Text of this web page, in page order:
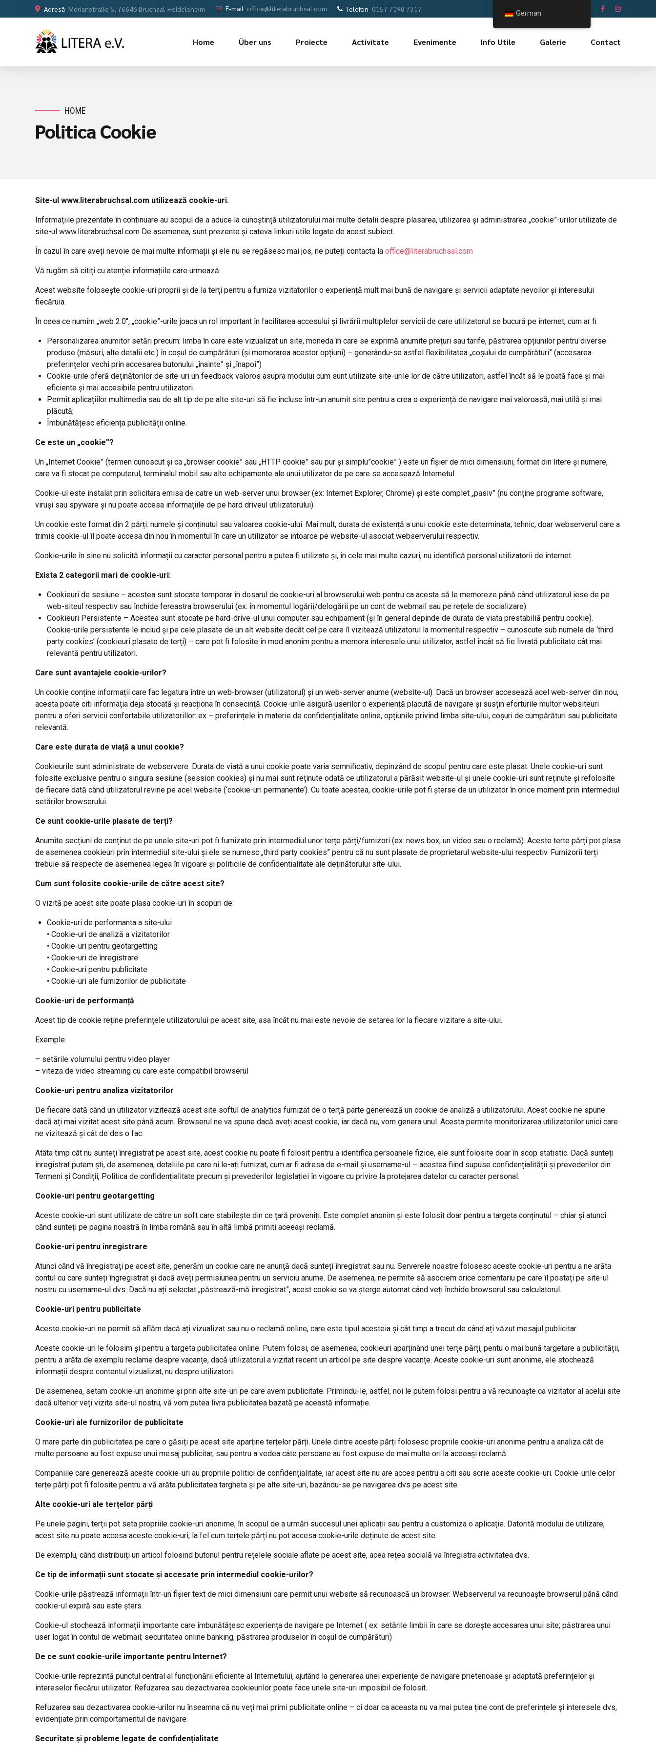
Adresă Merianstraße 5, 76646 Bruchsal-Heidelsheim E-mail office@literabruchsal.com Telefon 0157 7198 7317
Home Über uns Proiecte Activitate Evenimente Info Utile Galerie Contact
HOME
Politica Cookie
Site-ul www.literabruchsal.com utilizează cookie-uri.
Informațiile prezentate în continuare au scopul de a aduce la cunoștință utilizatorului mai multe detalii despre plasarea, utilizarea și administrarea „cookie”-urilor utilizate de
site-ul www.literabruchsal.com De asemenea, sunt prezente și cateva linkuri utile legate de acest subiect.
În cazul în care aveți nevoie de mai multe informații și ele nu se regăsesc mai jos, ne puteți contacta la office@literabruchsal.com
Vă rugăm să citiți cu atenție informațiile care urmează:
Acest website folosește cookie-uri proprii și de la terți pentru a furniza vizitatorilor o experiență mult mai bună de navigare și servicii adaptate nevoilor și interesului
fiecăruia.
În ceea ce numim „web 2.0″, „cookie”-urile joaca un rol important în facilitarea accesului și livrării multiplelor servicii de care utilizatorul se bucură pe internet, cum ar fi:
Personalizarea anumitor setări precum: limba în care este vizualizat un site, moneda în care se exprimă anumite prețuri sau tarife, păstrarea opțiunilor pentru diverse
produse (măsuri, alte detalii etc.) în coșul de cumpărături (și memorarea acestor opțiuni) – generându-se astfel flexibilitatea „coșului de cumpărături” (accesarea
preferințelor vechi prin accesarea butonului „înainte” și „înapoi”)
Cookie-urile oferă deținătorilor de site-uri un feedback valoros asupra modului cum sunt utilizate site-urile lor de către utilizatori, astfel încât să le poată face și mai
eficiente și mai accesibile pentru utilizatori.
Permit aplicațiilor multimedia sau de alt tip de pe alte site-uri să fie incluse într-un anumit site pentru a crea o experiență de navigare mai valoroasă, mai utilă și mai
plăcută;
Îmbunătățesc eficiența publicității online.
Ce este un „cookie”?
Un „Internet Cookie” (termen cunoscut și ca „browser cookie” sau „HTTP cookie” sau pur și simplu”cookie” ) este un fișier de mici dimensiuni, format din litere și numere,
care va fi stocat pe computerul, terminalul mobil sau alte echipamente ale unui utilizator de pe care se accesează Internetul.
Cookie-ul este instalat prin solicitara emisa de catre un web-server unui browser (ex: Internet Explorer, Chrome) și este complet „pasiv” (nu conține programe software,
viruși sau spyware și nu poate accesa informațiile de pe hard driveul utilizatorului).
Un cookie este format din 2 părți: numele și conținutul sau valoarea cookie-ului. Mai mult, durata de existență a unui cookie este determinata; tehnic, doar webserverul care a
trimis cookie-ul îl poate accesa din nou în momentul în care un utilizator se intoarce pe website-ul asociat webserverului respectiv.
Cookie-urile în sine nu solicită informații cu caracter personal pentru a putea fi utilizate și, în cele mai multe cazuri, nu identifică personal utilizatorii de internet.
Exista 2 categorii mari de cookie-uri:
Cookieuri de sesiune – acestea sunt stocate temporar în dosarul de cookie-uri al browserului web pentru ca acesta să le memoreze până când utilizatorul iese de pe
web-siteul respectiv sau închide fereastra browserului (ex: în momentul logării/delogării pe un cont de webmail sau pe rețele de socializare).
Cookieuri Persistente – Acestea sunt stocate pe hard-drive-ul unui computer sau echipament (și în general depinde de durata de viata prestabiliă pentru cookie).
Cookie-urile persistente le includ și pe cele plasate de un alt website decât cel pe care îl vizitează utilizatorul la momentul respectiv – cunoscute sub numele de ‘third
party cookies’ (cookieuri plasate de terți) – care pot fi folosite în mod anonim pentru a memora interesele unui utilizator, astfel încât să fie livrată publicitate cât mai
relevantă pentru utilizatori.
Care sunt avantajele cookie-urilor?
Un cookie conține informații care fac legatura între un web-browser (utilizatorul) și un web-server anume (website-ul). Dacă un browser accesează acel web-server din nou,
acesta poate citi informația deja stocată și reacționa în consecință. Cookie-urile asigură userilor o experiență placută de navigare și susțin eforturile multor websiteuri
pentru a oferi servicii confortabile utilizatorillor: ex – preferințele în materie de confidențialitate online, opțiunile privind limba site-ului, coșuri de cumpărături sau publicitate
relevantă.
Care este durata de viață a unui cookie?
Cookieurile sunt administrate de webservere. Durata de viață a unui cookie poate varia semnificativ, depinzând de scopul pentru care este plasat. Unele cookie-uri sunt
folosite exclusive pentru o singura sesiune (session cookies) și nu mai sunt reținute odată ce utilizatorul a părăsit website-ul și unele cookie-uri sunt reținute și refolosite
de fiecare dată când utilizatorul revine pe acel website (‘cookie-uri permanente’). Cu toate acestea, cookie-urile pot fi șterse de un utilizator în orice moment prin intermediul
setărilor browserului.
Ce sunt cookie-urile plasate de terți?
Anumite secțiuni de conținut de pe unele site-uri pot fi furnizate prin intermediul unor terțe părți/furnizori (ex: news box, un video sau o reclamă). Aceste terte părți pot plasa
de asemenea cookieuri prin intermediul site-ului și ele se numesc „third party cookies” pentru că nu sunt plasate de proprietarul website-ului respectiv. Furnizorii terți
trebuie să respecte de asemenea legea în vigoare și politicile de confidentialitate ale deținătorului site-ului.
Cum sunt folosite cookie-urile de către acest site?
O vizită pe acest site poate plasa cookie-uri în scopuri de:
Cookie-uri de performanta a site-ului
• Cookie-uri de analiză a vizitatorilor
• Cookie-uri pentru geotargetting
• Cookie-uri de înregistrare
• Cookie-uri pentru publicitate
• Cookie-uri ale furnizorilor de publicitate
Cookie-uri de performanță
Acest tip de cookie reține preferințele utilizatorului pe acest site, asa încât nu mai este nevoie de setarea lor la fiecare vizitare a site-ului.
Exemple:
– setările volumului pentru video player
– viteza de video streaming cu care este compatibil browserul
Cookie-uri pentru analiza vizitatorilor
De fiecare dată când un utilizator vizitează acest site softul de analytics furnizat de o terță parte generează un cookie de analiză a utilizatorului. Acest cookie ne spune
dacă ați mai vizitat acest site până acum. Browserul ne va spune dacă aveți acest cookie, iar dacă nu, vom genera unul. Acesta permite monitorizarea utilizatorilor unici care
ne vizitează și cât de des o fac.
Atâta timp cât nu sunteți înregistrat pe acest site, acest cookie nu poate fi folosit pentru a identifica persoanele fizice, ele sunt folosite doar în scop statistic. Dacă sunteți
înregistrat putem ști, de asemenea, detaliile pe care ni le-ați furnizat, cum ar fi adresa de e-mail și username-ul – acestea fiind supuse confidențialității și prevederilor din
Termeni și Condiții, Politica de confidențialitate precum și prevederilor legislației în vigoare cu privire la protejarea datelor cu caracter personal.
Cookie-uri pentru geotargetting
Aceste cookie-uri sunt utilizate de către un soft care stabilește din ce țară proveniți. Este complet anonim și este folosit doar pentru a targeta conținutul – chiar și atunci
când sunteți pe pagina noastră în limba română sau în altă limbă primiti aceeași reclamă.
Cookie-uri pentru înregistrare
Atunci când vă înregistrați pe acest site, generăm un cookie care ne anunță dacă sunteți înregistrat sau nu. Serverele noastre folosesc aceste cookie-uri pentru a ne arăta
contul cu care sunteți îngregistrat și dacă aveți permisiunea pentru un serviciu anume. De asemenea, ne permite să asociem orice comentariu pe care îl postați pe site-ul
nostru cu username-ul dvs. Dacă nu ați selectat „păstrează-mă înregistrat”, acest cookie se va șterge automat când veți închide browserul sau calculatorul.
Cookie-uri pentru publicitate
Aceste cookie-uri ne permit să aflăm dacă ați vizualizat sau nu o reclamă online, care este tipul acesteia și cât timp a trecut de când ați văzut mesajul publicitar.
Aceste cookie-uri le folosim și pentru a targeta publicitatea online. Putem folosi, de asemenea, cookieuri aparținând unei terțe părți, pentu o mai bună targetare a publicității,
pentru a arăta de exemplu reclame despre vacanțe, dacă utilizatorul a vizitat recent un articol pe site despre vacanțe. Aceste cookie-uri sunt anonime, ele stochează
informații despre contentul vizualizat, nu despre utilizatori.
De asemenea, setam cookie-uri anonime și prin alte site-uri pe care avem publicitate. Primindu-le, astfel, noi le putem folosi pentru a vă recunoaște ca vizitator al acelui site
dacă ulterior veți vizita site-ul nostru, vă vom putea livra publicitatea bazată pe această informație.
Cookie-uri ale furnizorilor de publicitate
O mare parte din publicitatea pe care o găsiți pe acest site aparține terțelor părți. Unele dintre aceste părți folosesc propriile cookie-uri anonime pentru a analiza cât de
multe persoane au fost expuse unui mesaj publicitar, sau pentru a vedea câte persoane au fost expuse de mai multe ori la aceeași reclamă.
Companiile care generează aceste cookie-uri au propriile politici de confidențialitate, iar acest site nu are acces pentru a citi sau scrie aceste cookie-uri. Cookie-urile celor
terțe părți pot fi folosite pentru a vă arăta publicitatea targheta și pe alte site-uri, bazându-se pe navigarea dvs pe acest site.
Alte cookie-uri ale terțelor părți
Pe unele pagini, terții pot seta propriile cookie-uri anonime, în scopul de a urmări succesul unei aplicații sau pentru a customiza o aplicație. Datorită modului de utilizare,
acest site nu poate accesa aceste cookie-uri, la fel cum terțele părți nu pot accesa cookie-urile deținute de acest site.
De exemplu, când distribuiți un articol folosind butonul pentru rețelele sociale aflate pe acest site, acea rețea socială va înregistra activitatea dvs.
Ce tip de informații sunt stocate și accesate prin intermediul cookie-urilor?
Cookie-urile păstrează informații într-un fișier text de mici dimensiuni care permit unui website să recunoască un browser. Webserverul va recunoaște browserul până când
cookie-ul expiră sau este șters.
Cookie-ul stochează informații importante care îmbunătățesc experiența de navigare pe Internet ( ex: setările limbii în care se dorește accesarea unui site; păstrarea unui
user logat în contul de webmail; securitatea online banking; păstrarea produselor în coșul de cumpărături)
De ce sunt cookie-urile importante pentru Internet?
Cookie-urile reprezintă punctul central al funcționării eficiente al Internetului, ajutând la generarea unei experiențe de navigare prietenoase și adaptată preferințelor și
intereselor fiecărui utilizator. Refuzarea sau dezactivarea cookieurilor poate face unele site-uri imposibil de folosit.
Refuzarea sau dezactivarea cookie-urilor nu înseamna că nu veți mai primi publicitate online – ci doar ca aceasta nu va mai putea ține cont de preferințele și interesele dvs,
evidențiate prin comportamentul de navigare.
Securitate și probleme legate de confidențialitate
German